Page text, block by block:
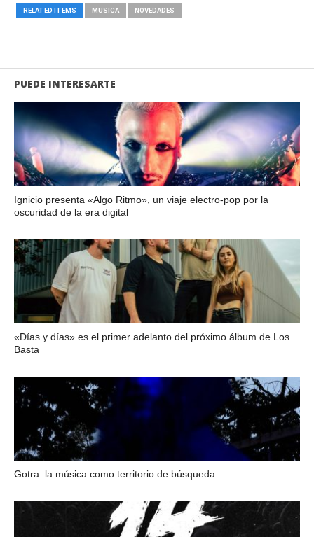
RELATED ITEMS MUSICA NOVEDADES
PUEDE INTERESARTE
Ignicio presenta «Algo Ritmo», un viaje electro-pop por la
oscuridad de la era digital
«Días y días» es el primer adelanto del próximo álbum de Los
Basta
Gotra: la música como territorio de búsqueda